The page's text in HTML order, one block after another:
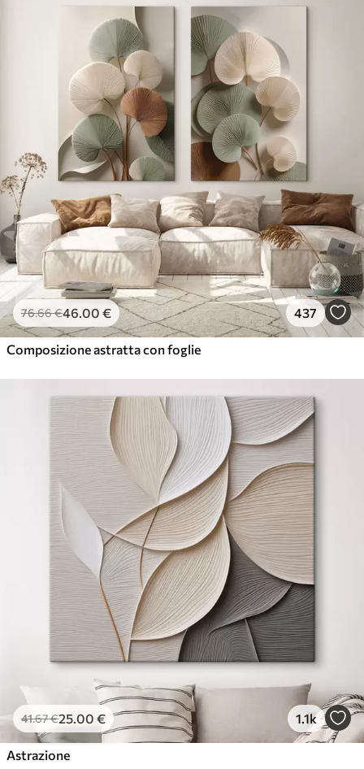
76.66€46.00 € 437
Composizione astratta con foglie
41.67€25.00 € 1.1k
Astrazione